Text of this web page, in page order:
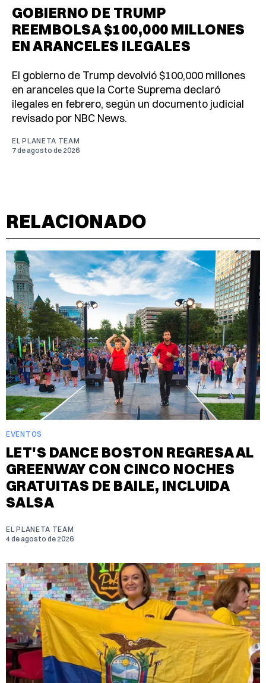
GOBIERNO DE TRUMP
REEMBOLSA $100,000 MILLONES
EN ARANCELES ILEGALES
El gobierno de Trump devolvió $100,000 millones
en aranceles que la Corte Suprema declaró
ilegales en febrero, según un documento judicial
revisado por NBC News.
EL PLANETA TEAM
7 de agosto de 2026
RELACIONADO
EVENTOS
LET'S DANCE BOSTON REGRESA AL
GREENWAY CON CINCO NOCHES
GRATUITAS DE BAILE, INCLUIDA
SALSA
EL PLANETA TEAM
4 de agosto de 2026